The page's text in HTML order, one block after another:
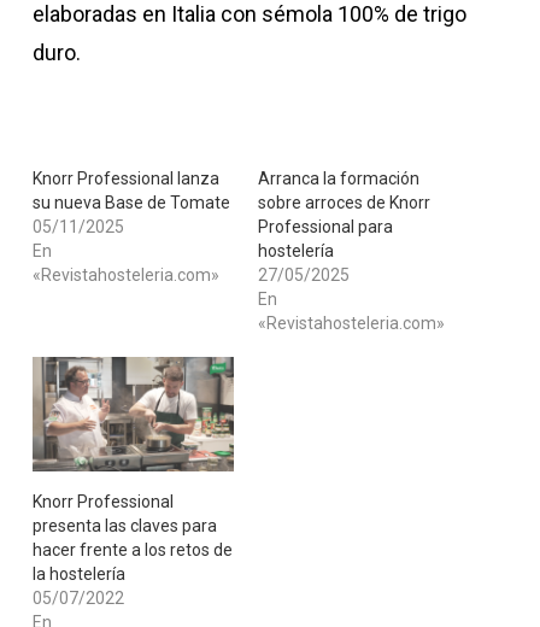
elaboradas en Italia con sémola 100% de trigo
duro.
Knorr Professional lanza
su nueva Base de Tomate
05/11/2025
En
«Revistahosteleria.com»
Arranca la formación
sobre arroces de Knorr
Professional para
hostelería
27/05/2025
En
«Revistahosteleria.com»
​Knorr Professional
presenta las claves para
hacer frente a los retos de
la hostelería
05/07/2022
En